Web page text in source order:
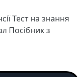
Тест на знання
Посібник з